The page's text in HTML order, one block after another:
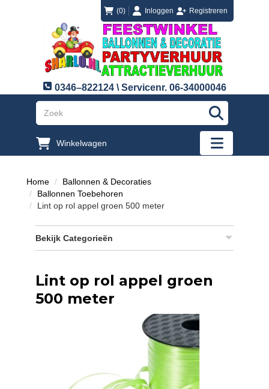
(0) loginInloggen
registreren Registreren
0346–822124 \ Servicenr. 06-34000046
"Zoeken
Winkelwagen
"Toggle
Home
Ballonnen & Decoraties
Ballonnen Toebehoren
Lint op rol appel groen 500 meter
Bekijk Categorieën
Lint op rol appel groen
500 meter